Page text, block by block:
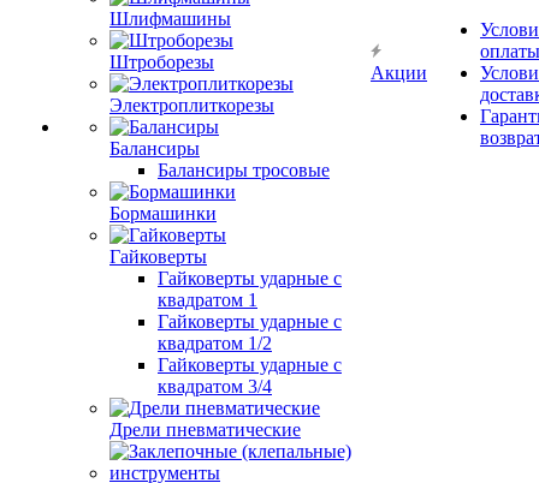
Шлифмашины
Штроборезы
Электроплиткорезы
Балансиры
Балансиры тросовые
Бормашинки
Гайковерты
Гайковерты ударные с
квадратом 1
Гайковерты ударные с
квадратом 1/2
Гайковерты ударные с
квадратом 3/4
Дрели пневматические
Акции
оплаты